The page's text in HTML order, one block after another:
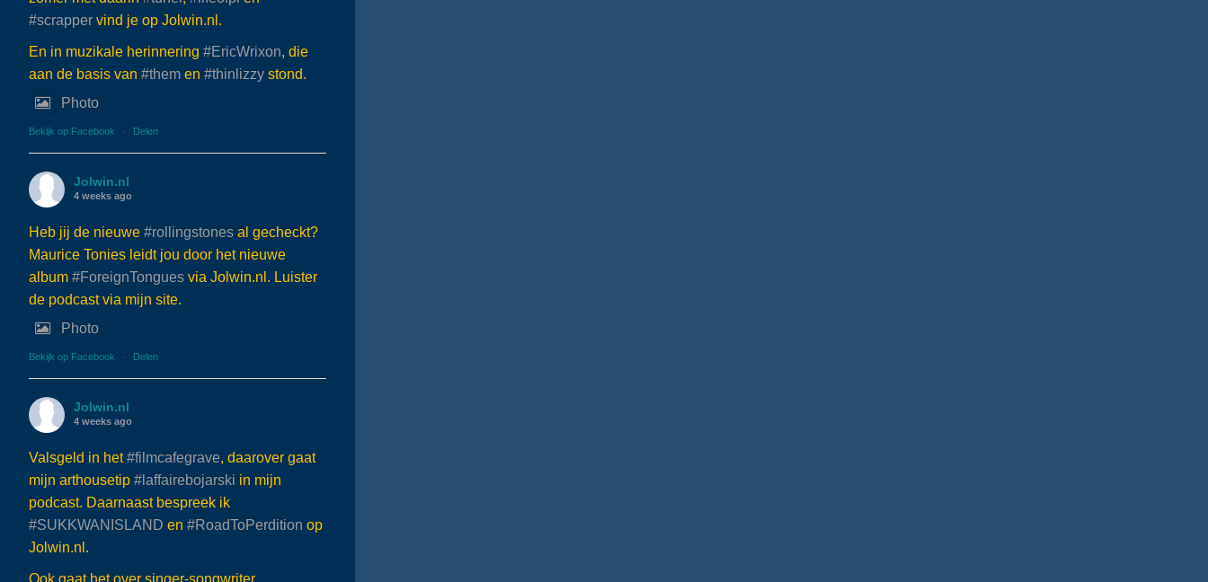
#scrapper vind je op Jolwin.nl.
En in muzikale herinnering #EricWrixon, die
aan de basis van #them en #thinlizzy stond.
Photo
Bekijk op Facebook · Delen
Jolwin.nl
4 weeks ago
Heb jij de nieuwe #rollingstones al gecheckt?
Maurice Tonies leidt jou door het nieuwe
album #ForeignTongues via Jolwin.nl. Luister
de podcast via mijn site.
Photo
Bekijk op Facebook · Delen
Jolwin.nl
4 weeks ago
Valsgeld in het#filmcafegrave, daarover gaat
mijn arthousetip #laffairebojarski in mijn
podcast. Daarnaast bespreek ik
#SUKKWANISLAND en #RoadToPerdition op
Jolwin.nl.
Ook gaat het over singer-songwriter